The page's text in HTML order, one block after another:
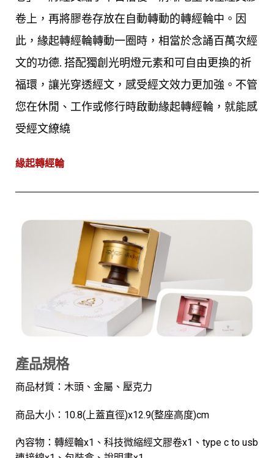
卷上，再將膠卷存放在自動轉動的轉經輪中。因
此，緣起轉經輪轉動一圈時，相當於念誦百萬次經
文的功德. 搭配獨創光明燈元素和可自由更換的祈
福環，讓光穿透經文，感受經文效力更加強。不管
您在休閒、工作或修行時啟動緣起轉經輪，就能感
受經文繚繞
緣起轉經輪
產品規格
商品材質：木頭、金屬、壓克力
商品大小：10.8(上蓋直徑)x12.9(整座高度)cm
內容物：轉經輪x1、科技微縮經文膠卷x1、type c to usb